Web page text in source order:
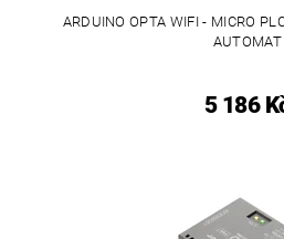
ARDUINO OPTA WIFI - MICRO
AUTOMAT
5 186